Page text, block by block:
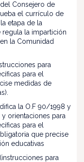
Consejero de
el currículo de
etapa de la
regula la impartición
la Comunidad
para
para el
medidas de
la O.F 90/1998 y
orientaciones para
para el
que precise
educativas
para